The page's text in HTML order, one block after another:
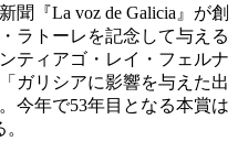
聞『La voz de Galicia』が創
ラトーレを記念して与える
ティアゴ・レイ・フェルナ
ガリシアに影響を与えた出
今年で53年目となる本賞は